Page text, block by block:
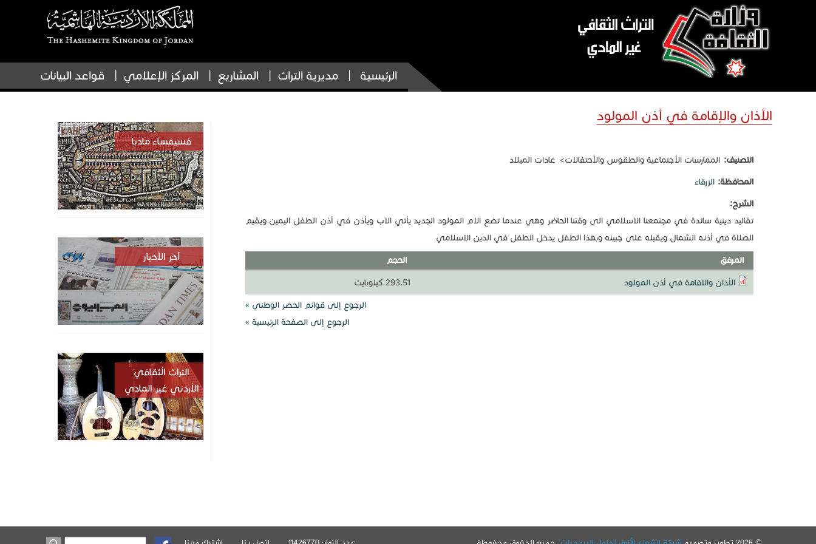
تجاوز إلى المحتوى الرئيسي
الرئيسية مديرية التراث المشاريع المركز الإعلامي قواعد البيانات
الأذان والإقامة في أذن المولود
التصنيف: الممارسات الأجتماعية والطقوس والأحتفالات عادات الميلاد
المحافظة: الزرقاء
الشرح:
تقاليد دينية سائدة في مجتمعنا الاسلامي الى وقتنا الحاضر وهي عندما تضع الام المولود الجديد يأتي الاب ويأذن في أذن الطفل اليمين ويقيم
الصلاة في أذنه الشمال ويقبله على جبينه وبهذا الطفل يدخل الطفل في الدين الاسلامي
المرفق الحجم
الأذان والاقامة في أذن المولود 293.51 كيلوبايت
الرجوع إلى قوائم الحصر الوطني »
الرجوع إلى الصفحة الرئيسية »
فسيفساء مادبا
آخر الأخبار
التراث الُثقافي
الأردني غير المادي